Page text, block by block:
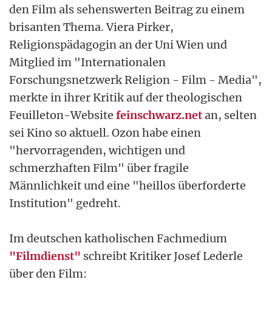
den Film als sehenswerten Beitrag zu einem
brisanten Thema. Viera Pirker,
Religionspädagogin an der Uni Wien und
Mitglied im "Internationalen
Forschungsnetzwerk Religion - Film - Media",
merkte in ihrer Kritik auf der theologischen
Feuilleton-Website feinschwarz.netan, selten
sei Kino so aktuell. Ozon habe einen
"hervorragenden, wichtigen und
schmerzhaften Film" über fragile
Männlichkeit und eine "heillos überforderte
Institution" gedreht.
Im deutschen katholischen Fachmedium
"Filmdienst" schreibt Kritiker Josef Lederle
über den Film: